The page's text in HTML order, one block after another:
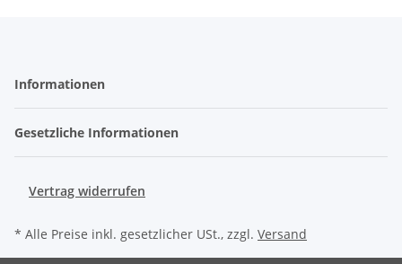
Informationen
Gesetzliche Informationen
Vertrag widerrufen
* Alle Preise inkl. gesetzlicher USt., zzgl. Versand